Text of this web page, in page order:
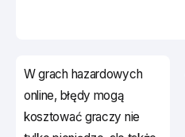
W grach hazardowych
online, błędy mogą
kosztować graczy nie